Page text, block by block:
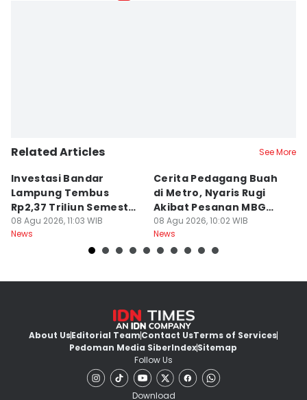
Related Articles See More
Investasi Bandar
Lampung Tembus
Rp2,37 Triliun Semester
I 2026
08 Agu 2026, 11:03 WIB
News
Cerita Pedagang Buah
di Metro, Nyaris Rugi
Akibat Pesanan MBG
Batal
08 Agu 2026, 10:02 WIB
News
About UsEditorial TeamContact UsTerms of Services
Pedoman Media SiberIndexSitemap
Follow Us
Download